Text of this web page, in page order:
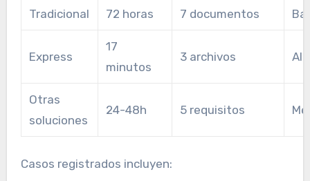
Tradicional 72 horas 7 documentos
Express
17
minutos
3 archivos
Otras
soluciones
24-48h 5 requisitos
Casos registrados incluyen: